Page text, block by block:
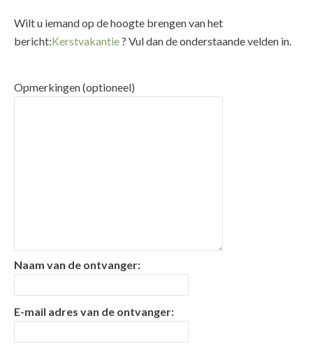
Wilt u iemand op de hoogte brengen van het
bericht:Kerstvakantie? Vul dan de onderstaande velden in.
Opmerkingen (optioneel)
Naam van de ontvanger:
E-mail adres van de ontvanger: